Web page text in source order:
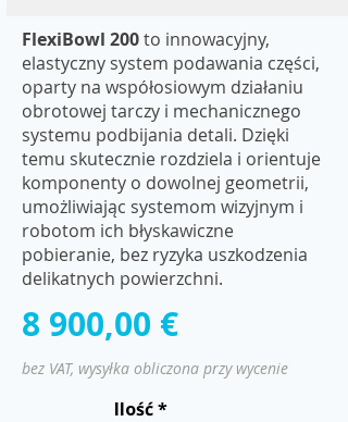
FlexiBowl 200to innowacyjny,
elastyczny system podawania części,
oparty na współosiowym działaniu
obrotowej tarczy i mechanicznego
systemu podbijania detali. Dzięki
temu skutecznie rozdziela i orientuje
komponenty o dowolnej geometrii,
umożliwiając systemom wizyjnym i
robotom ich błyskawiczne
pobieranie, bez ryzyka uszkodzenia
delikatnych powierzchni.
8 900,00 €
bez VAT, wysyłka obliczona przy wycenie
Ilość